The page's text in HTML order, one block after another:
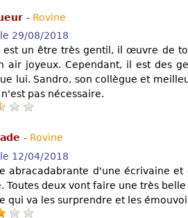
- Rovine
29/08/2018
est un être très gentil, il œuvre de
air joyeux. Cependant, il est des
lui. Sandro, son collègue et
pas nécessaire.
- Rovine
12/04/2018
abracadabrante d'une écrivaine
Toutes deux vont faire une très
qui va les surprendre et les